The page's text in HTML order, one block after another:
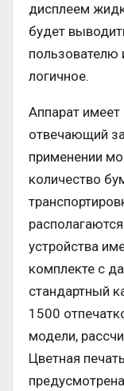
дисплеем
будет
логичное.
Аппарат
отвечающий
применении
количество
устройства
комплекте с
стандартный
1500
модели,
Цветная